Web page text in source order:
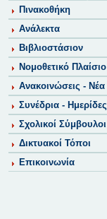
Πινακοθήκη
Ανάλεκτα
Βιβλιοστάσιον
Νομοθετικό Πλαίσιο
Ανακοινώσεις - Νέα
Συνέδρια - Ημερίδες
Σχολικοί Σύμβουλοι
Δικτυακοί Τόποι
Επικοινωνία